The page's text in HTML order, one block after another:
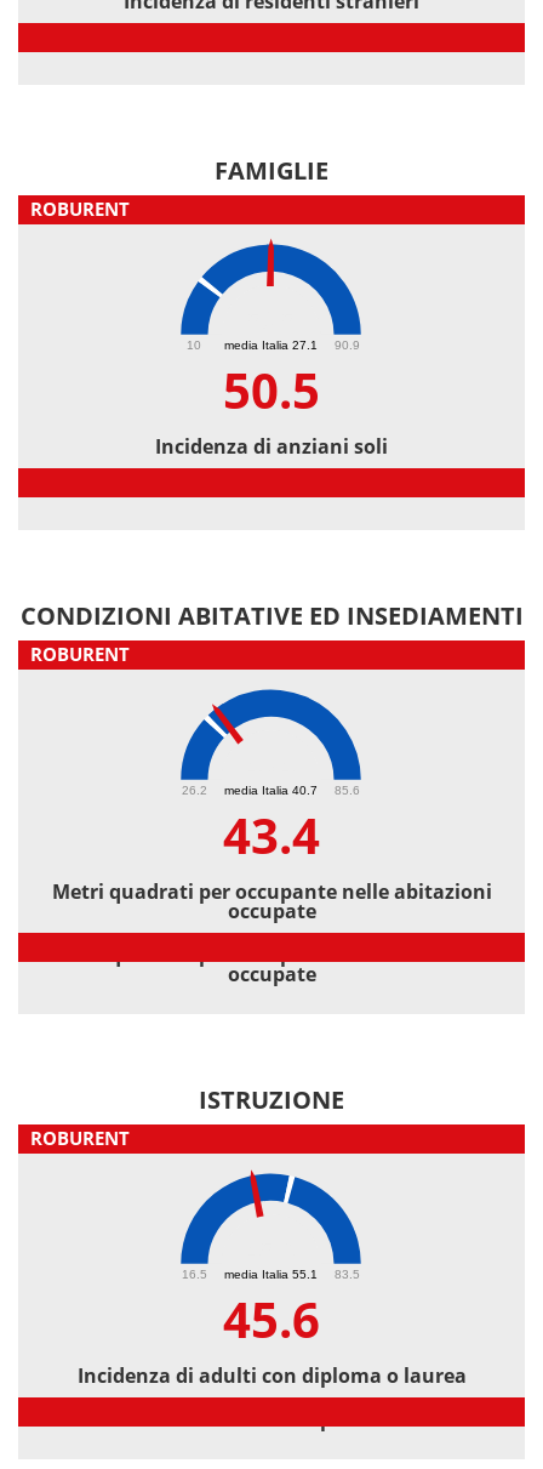
FAMIGLIE
ROBURENT
media Italia 27.1
10 90.9
50.5
Incidenza di anziani soli
CONDIZIONI ABITATIVE ED INSEDIAMENTI
ROBURENT
media Italia 40.7
26.2 85.6
43.4
Metri quadrati per occupante nelle abitazioni
occupate
occupate
ISTRUZIONE
ROBURENT
media Italia 55.1
16.5 83.5
45.6
Incidenza di adulti con diploma o laurea